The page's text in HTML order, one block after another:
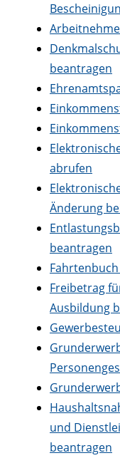
beantragen
abrufen
Änderung
beantragen
Freibetrag
Ausbildung
und
beantragen